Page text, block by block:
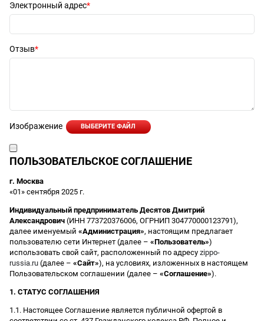
Электронный адрес
Отзыв
Изображение ВЫБЕРИТЕ ФАЙЛ
ПОЛЬЗОВАТЕЛЬСКОЕ СОГЛАШЕНИЕ
г. Москва
«01» сентября 2025 г.
Индивидуальный предприниматель Десятов Дмитрий
Александрович (ИНН 773720376006, ОГРНИП 304770000123791),
далее именуемый «Администрация», настоящим предлагает
пользователю сети Интернет (далее – «Пользователь»)
использовать свой сайт, расположенный по адресу zippo-
russia.ru (далее – «Сайт»), на условиях, изложенных в настоящем
Пользовательском соглашении (далее – «Соглашение»).
1. СТАТУС СОГЛАШЕНИЯ
1.1. Настоящее Соглашение является публичной офертой в